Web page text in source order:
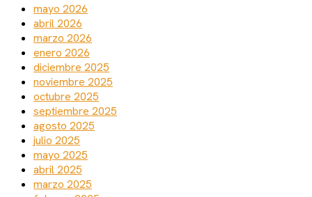
mayo 2026
abril 2026
marzo 2026
enero 2026
diciembre 2025
noviembre 2025
octubre 2025
septiembre 2025
agosto 2025
julio 2025
mayo 2025
abril 2025
marzo 2025